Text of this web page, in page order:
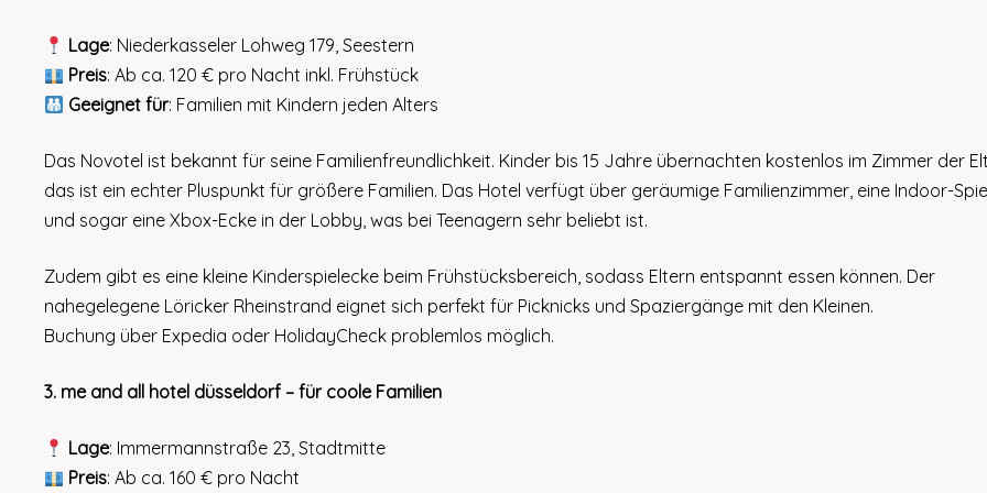
Lage: Niederkasseler Lohweg 179, Seestern
Preis: Ab ca. 120 € pro Nacht inkl. Frühstück
Geeignet für: Familien mit Kindern jeden Alters
Das Novotel ist bekannt für seine Familienfreundlichkeit. Kinder bis 15 Jahre übernachten kostenlos im Zimmer der
das ist ein echter Pluspunkt für größere Familien. Das Hotel verfügt über geräumige Familienzimmer, eine Indoor-
und sogar eine Xbox-Ecke in der Lobby, was bei Teenagern sehr beliebt ist.
Zudem gibt es eine kleine Kinderspielecke beim Frühstücksbereich, sodass Eltern entspannt essen können. Der
nahegelegene Löricker Rheinstrand eignet sich perfekt für Picknicks und Spaziergänge mit den Kleinen.
Buchung über Expedia oder HolidayCheck problemlos möglich.
3. me and all hotel düsseldorf – für coole Familien
Lage: Immermannstraße 23, Stadtmitte
Preis: Ab ca. 160 € pro Nacht